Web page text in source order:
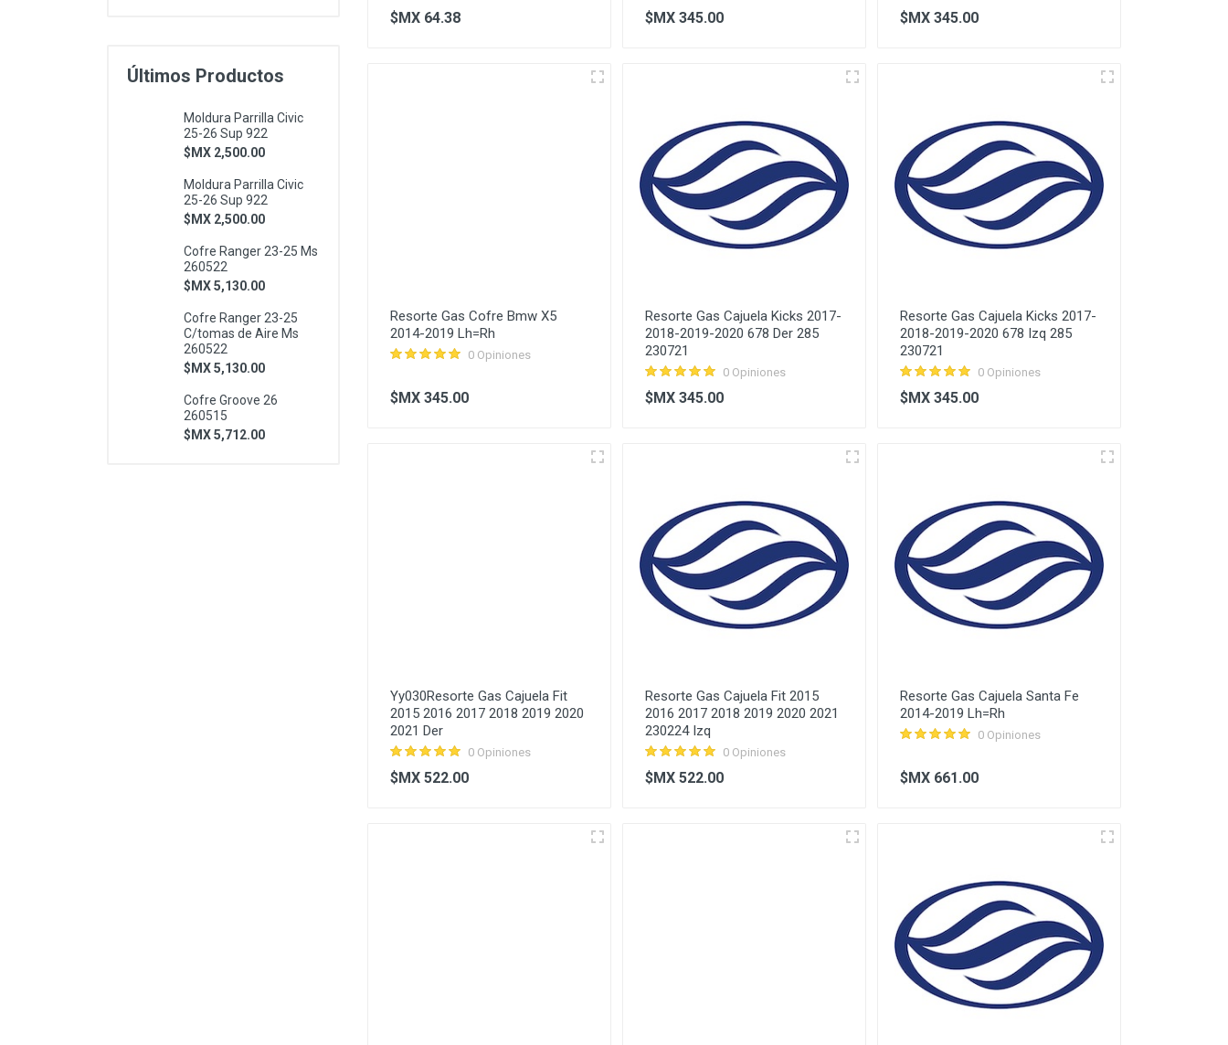
Últimos Productos
Moldura Parrilla Civic
25-26 Sup 922
$MX 2,500.00
Moldura Parrilla Civic
25-26 Sup 922
$MX 2,500.00
Cofre Ranger 23-25 Ms
260522
$MX 5,130.00
Cofre Ranger 23-25
C/tomas de Aire Ms
260522
$MX 5,130.00
Cofre Groove 26
260515
$MX 5,712.00
$MX 64.38 $MX 345.00 $MX 345.00
Resorte Gas Cofre Bmw X5
2014-2019 Lh=Rh
0 Opiniones
$MX 345.00
Resorte Gas Cajuela Kicks 2017-
2018-2019-2020 678 Der 285
230721
0 Opiniones
$MX 345.00
Resorte Gas Cajuela Kicks 2017-
2018-2019-2020 678 Izq 285
230721
0 Opiniones
$MX 345.00
Yy030Resorte Gas Cajuela Fit
2015 2016 2017 2018 2019 2020
2021 Der
0 Opiniones
$MX 522.00
Resorte Gas Cajuela Fit 2015
2016 2017 2018 2019 2020 2021
230224 Izq
0 Opiniones
$MX 522.00
Resorte Gas Cajuela Santa Fe
2014-2019 Lh=Rh
0 Opiniones
$MX 661.00